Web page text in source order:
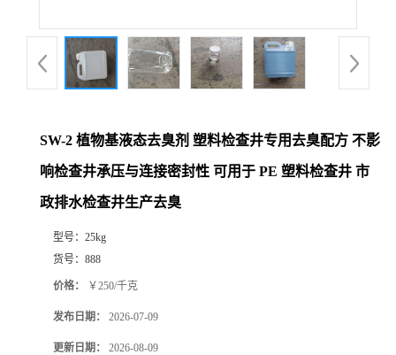
SW-2 植物基液态去臭剂 塑料检查井专用去臭配方 不影
响检查井承压与连接密封性 可用于 PE 塑料检查井 市
政排水检查井生产去臭
型号： 25kg
货号： 888
价格： ￥250/千克
发布日期： 2026-07-09
更新日期： 2026-08-09